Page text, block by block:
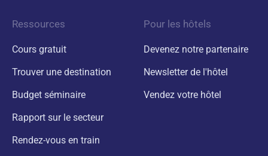
Ressources
Cours gratuit
Trouver une destination
Budget séminaire
Rapport sur le secteur
Rendez-vous en train
Pour les hôtels
Devenez notre partenaire
Newsletter de l'hôtel
Vendez votre hôtel